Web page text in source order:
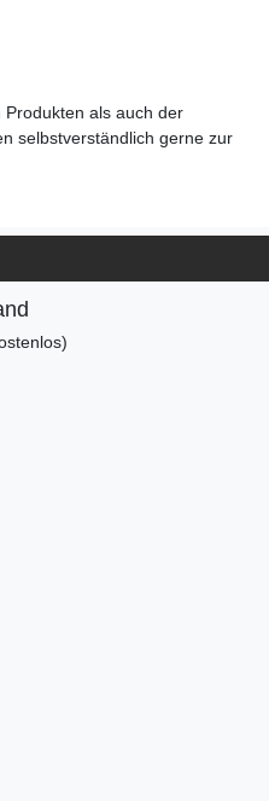
als auch der
selbstverständlich gerne zur